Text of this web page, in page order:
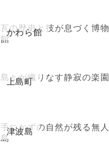
かわら館
瓦の歴史と技が息づく博物
館
上島町
島々が織りなす静寂の楽園
津波島
手つかずの自然が残る無人
島